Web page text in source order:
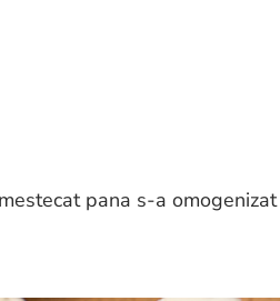
pana s-a omogenizat